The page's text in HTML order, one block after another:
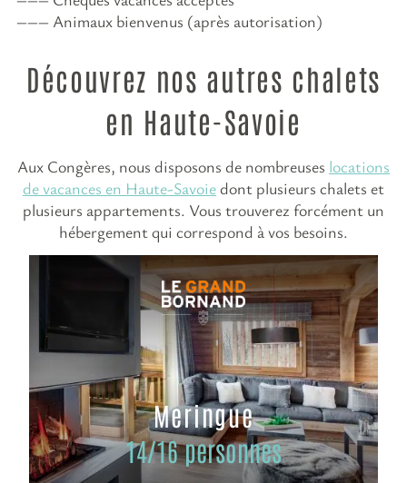
Animaux bienvenus (après autorisation)
Découvrez nos autres chalets
en Haute-Savoie
Aux Congères, nous disposons de nombreuses locations
de vacances en Haute-Savoiedont plusieurs chalets et
plusieurs appartements. Vous trouverez forcément un
hébergement qui correspond à vos besoins.
Meringue
14/16 personnes